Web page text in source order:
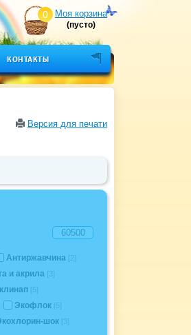
0 Моя корзина
(пусто)
КОНТАКТЫ
Версия для печати
Антиржавчина [2]
и акрила [3]
[5]
Экофлок [5]
шок [3]